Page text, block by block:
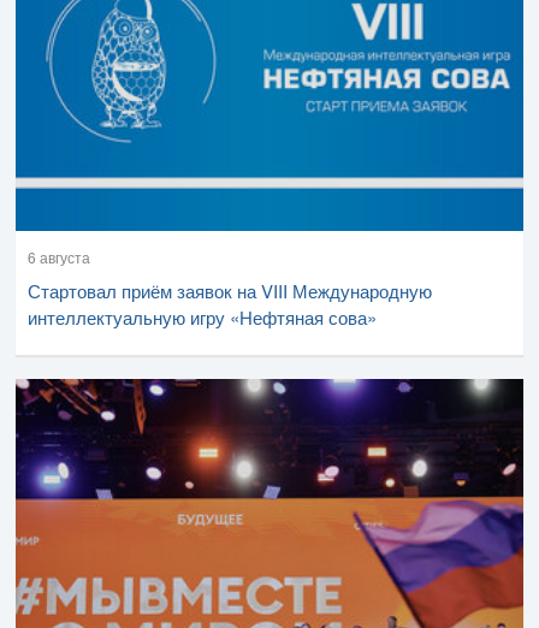
6 августа
Стартовал приём заявок на VIII Международную
интеллектуальную игру «Нефтяная сова»